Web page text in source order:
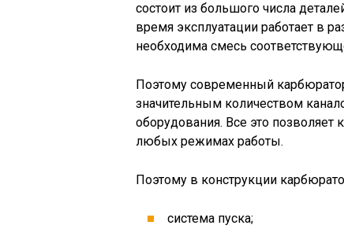
состоит из большого числа
время эксплуатации работает в
необходима смесь
Поэтому современный
значительным количеством
оборудования. Все это позволяет
любых режимах работы.
Поэтому в конструкции
система пуска;